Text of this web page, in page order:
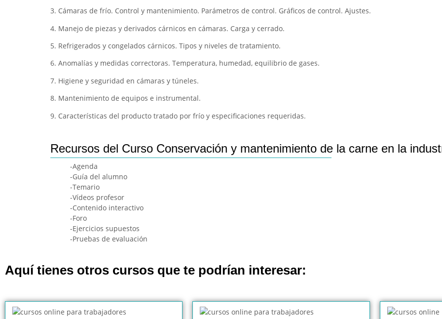
3. Cámaras de frío. Control y mantenimiento. Parámetros de control. Gráficos de control. Ajustes.
4. Manejo de piezas y derivados cárnicos en cámaras. Carga y cerrado.
5. Refrigerados y congelados cárnicos. Tipos y niveles de tratamiento.
6. Anomalías y medidas correctoras. Temperatura, humedad, equilibrio de gases.
7. Higiene y seguridad en cámaras y túneles.
8. Mantenimiento de equipos e instrumental.
9. Características del producto tratado por frío y especificaciones requeridas.
Recursos del Curso Conservación y mantenimiento de la carne en la
-Agenda
-Guía del alumno
-Temario
-Vídeos profesor
-Contenido interactivo
-Foro
-Ejercicios supuestos
-Pruebas de evaluación
Aquí tienes otros cursos que te podrían interesar: